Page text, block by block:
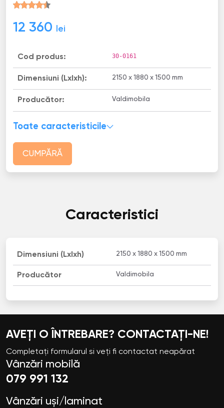
12 360 lei
Cod produs: 30-0161
Dimensiuni (Lxlxh): 2150 x 1880 x 1500 mm
Producător: Valdimobila
Toate caracteristicile
CUMPĂRĂ
Caracteristici
Dimensiuni (Lxlxh) 2150 x 1880 x 1500 mm
Producător Valdimobila
AVEȚI O ÎNTREBARE? CONTACTAȚI-NE!
Completați formularul si veți fi contactat neapărat
Vânzări mobilă
079 991 132
Vânzări uși/laminat